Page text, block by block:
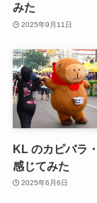
みた
2025年9月11日
KL のカピバラ
感じてみた
2025年6月6日